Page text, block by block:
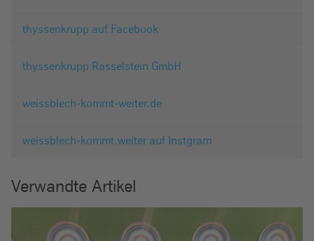
thyssenkrupp auf Facebook
thyssenkrupp Rasselstein GmbH
weissblech-kommt-weiter.de
weissblech-kommt.weiter auf Instgram
Verwandte Artikel